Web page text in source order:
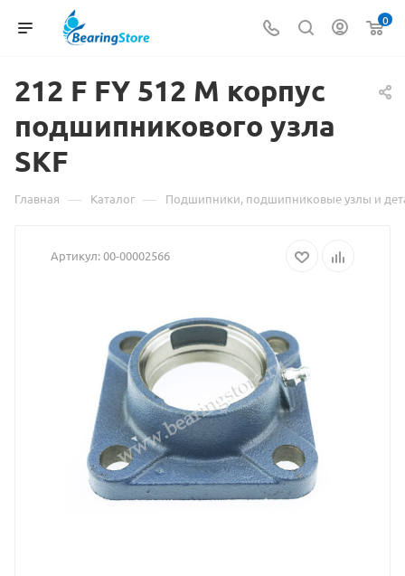
0
212 F FY 512 M корпус
подшипникового
товаре
512
M
корпус
узла
узла
SKF
Главная — Каталог — Подшипники, подшипниковые узлы и
Артикул:00-00002566